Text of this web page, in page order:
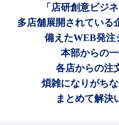
「店研創意ビジ
多店舗展開されている
備えたWEB発注
本部からの一
各店からの注
煩雑になりがち
まとめて解決